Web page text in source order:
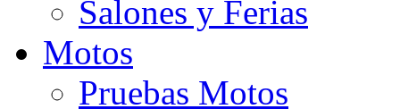
Salones y Ferias
Motos
Pruebas Motos